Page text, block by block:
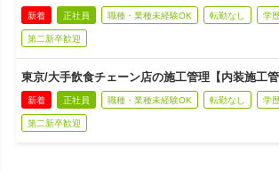
新着 正社員 職種・業種未経験OK 転勤なし 学
第二新卒歓迎
東京/大手飲食チェーン店の施工管理【内装施工
新着 正社員 職種・業種未経験OK 転勤なし 学
第二新卒歓迎